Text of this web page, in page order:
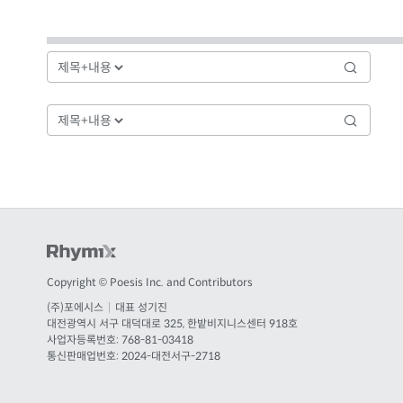
디테일한 부분에서 아쉬움이 발생할 수밖에 없습니다.
오랜 경험을 통한 공감과 이해를 바탕으로
고객 브랜드의 가치까지 높일 수 있는 UX/UI 디자인을 제
또한 디자인 프로세스에 심리학을 적용하여 높은 수준의
Copyright © Poesis Inc. and Contributors
(주)포에시스
대표 성기진
대전광역시 서구 대덕대로 325, 한밭비지니스센터 918호
사업자등록번호: 768-81-03418
통신판매업번호: 2024-대전서구-2718